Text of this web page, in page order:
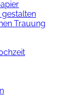
gestalten
Trauung